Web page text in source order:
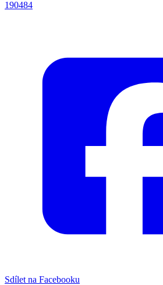
190484
Sdílet na Facebooku